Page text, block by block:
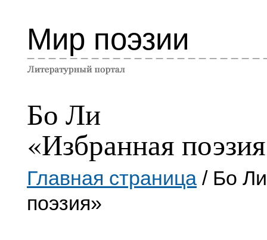
Мир поэзии
Бо Ли
«Избранная
Главная страница / Бо
поэзия»